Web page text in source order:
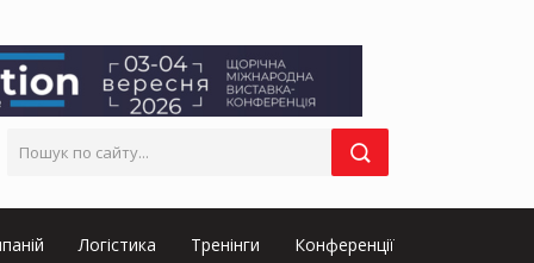
Логістика Тренінги Конференції